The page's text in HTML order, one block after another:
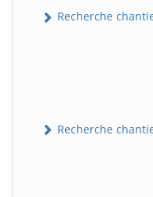
Recherche
Recherche